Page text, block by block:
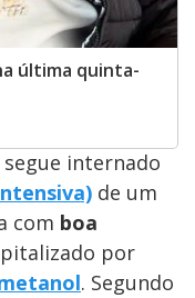
última quinta-
segue internado
de um
com boa
por
. Segundo